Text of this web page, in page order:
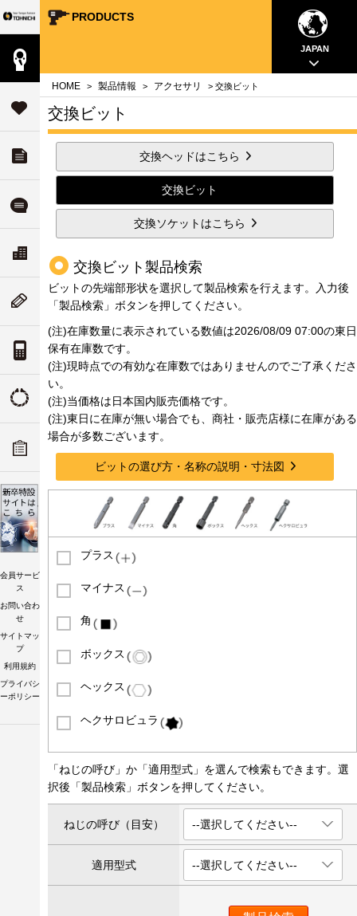
Your Torque Partner TOHNICHI
サポート
よくある質問
ニューストピックス
トルク単位の換算
トルクの由来
会員サービ
ス
お問い合わ
せ
サイトマッ
プ
利用規約
プライバシ
ーポリシー
close
close
close
デ
ツリ
close
て
ティ
close
close
close PRODUCTS
JAPAN
HOME > 製品情報 > アクセサリ > 交換ビット
交換ビット
交換ヘッドはこちら
交換ビット
交換ソケットはこちら
交換ビット製品検索
ビットの先端部形状を選択して製品検索を行えます。 入力後
「製品検索」ボタンを押してください。
(注)在庫数量に表示されている数値は2026/08/09 07:00の東日
保有在庫数です。
(注)現時点での有効な在庫数ではありませんのでご了承くださ
い。
(注)当価格は日本国内販売価格です。
(注)東日に在庫が無い場合でも、商社・販売店様に在庫がある
場合が多数ございます。
ビットの選び方・名称の説明・寸法図
プラス
マイナス
角
ボックス
ヘックス
ヘクサロビュラ
「ねじの呼び」か「適用型式」を選んで検索もできます。 選
択後「製品検索」ボタンを押してください。
ねじの呼び（目安） --選択してください--
適用型式 --選択してください--